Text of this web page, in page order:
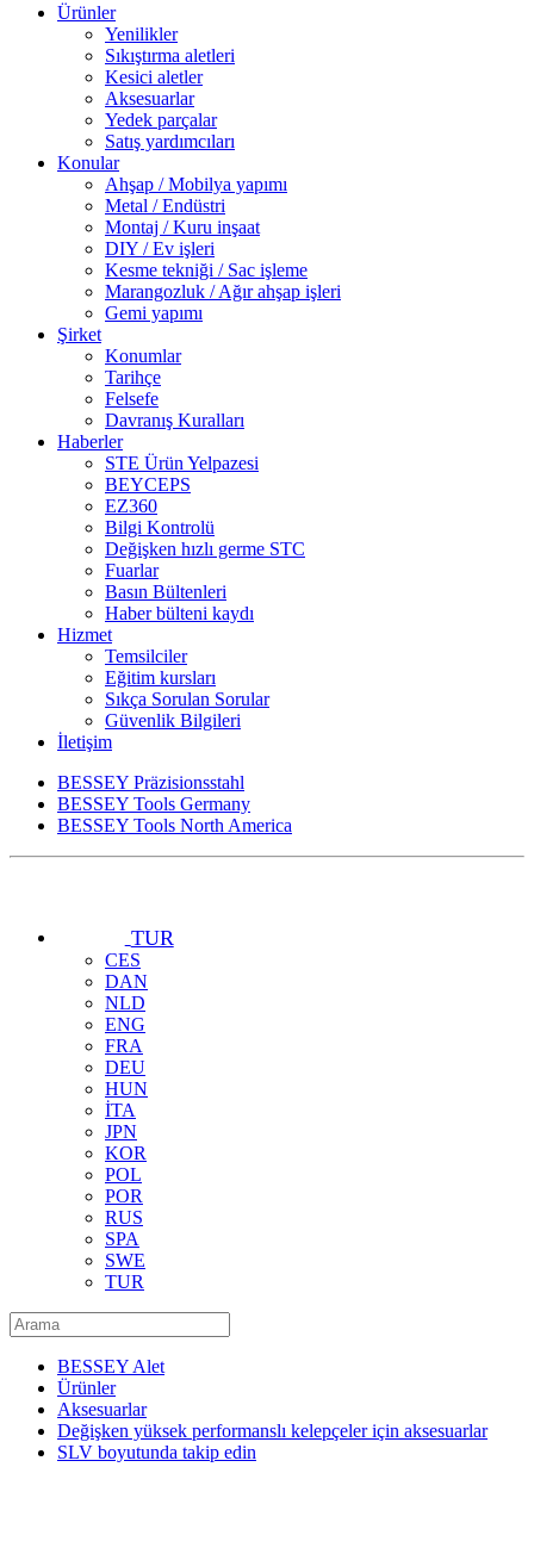
Ürünler
Yenilikler
Sıkıştırma aletleri
Kesici aletler
Aksesuarlar
Yedek parçalar
Satış yardımcıları
Konular
Ahşap / Mobilya yapımı
Metal / Endüstri
Montaj / Kuru inşaat
DIY / Ev işleri
Kesme tekniği / Sac işleme
Marangozluk / Ağır ahşap işleri
Gemi yapımı
Şirket
Konumlar
Tarihçe
Felsefe
Davranış Kuralları
Haberler
STE Ürün Yelpazesi
BEYCEPS
EZ360
Bilgi Kontrolü
Değişken hızlı germe STC
Fuarlar
Basın Bültenleri
Haber bülteni kaydı
Hizmet
Temsilciler
Eğitim kursları
Sıkça Sorulan Sorular
Güvenlik Bilgileri
İletişim
BESSEY Präzisionsstahl
BESSEY Tools Germany
BESSEY Tools North America
TUR
CES
DAN
NLD
ENG
FRA
DEU
HUN
İTA
JPN
KOR
POL
POR
RUS
SPA
SWE
TUR
BESSEY Alet
Ürünler
Aksesuarlar
Değişken yüksek performanslı kelepçeler için aksesuarlar
SLV boyutunda takip edin